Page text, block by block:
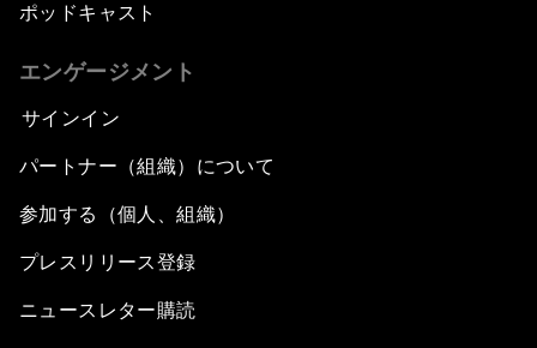
ポッドキャスト
エンゲージメント
サインイン
パートナー（組織）について
参加する（個人、組織）
プレスリリース登録
ニュースレター購読